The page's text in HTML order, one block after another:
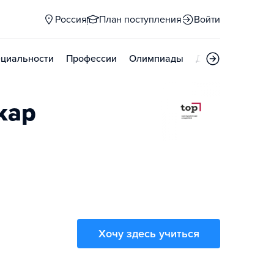
Россия План поступления Войти
Профессии Олимпиады Дни открытых
Хочу здесь учиться